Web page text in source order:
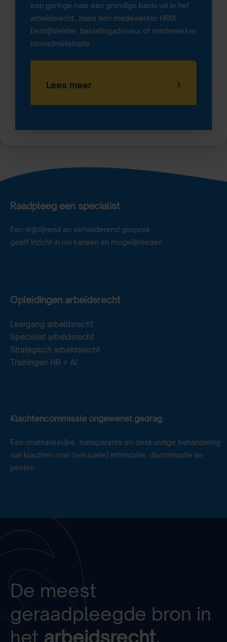
een geringe naar een grondige basis wil in het
arbeidsrecht, zoals een medewerker HRM,
bedrijfsleider, belastingadviseur of medewerker
loonadministratie.
Lees meer
Raadpleeg een specialist
Een vrijblijvend en verhelderend gesprek
geeft inzicht in uw kansen en mogelijkheden
Opleidingen arbeidsrecht
Leergang arbeidsrecht
Specialist arbeidsrecht
Strategisch arbeidsrecht
Trainingen HR + AI
Klachtencommissie ongewenst gedrag
Een onafhankelijke, transparante en deskundige behandeling
van klachten over (seksuele) intimidatie, discriminatie en
pesten
De meest
geraadpleegde bron in
het arbeidsrecht.